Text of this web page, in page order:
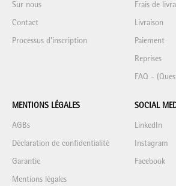
Sur nous
Contact
Processus d'inscription
Frais de
Livraison
Paiement
Reprises
FAQ -
MENTIONS LÉGALES
AGBs
Déclaration de confidentialité
Garantie
Mentions légales
SOCIAL
LinkedIn
Instagram
Facebook